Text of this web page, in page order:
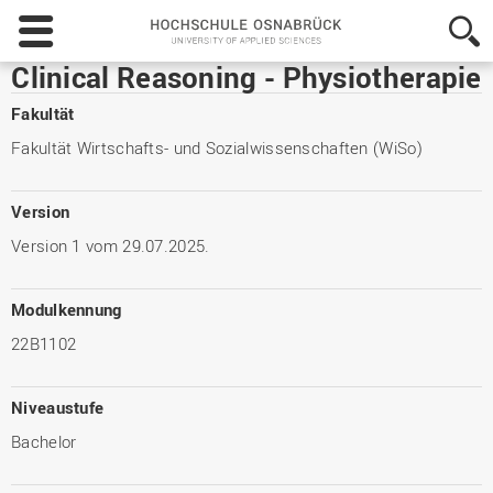
Hochschule
Osnabrück
-
University
Sciences
Clinical Reasoning - Physiotherapie
Fakultät
Fakultät Wirtschafts- und Sozialwissenschaften (WiSo)
Version
Version 1 vom 29.07.2025.
Modulkennung
22B1102
Niveaustufe
Bachelor